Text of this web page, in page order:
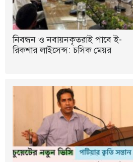
নিবন্ধন ও নবায়নকৃতরাই পাবে ই-
রিকশার লাইসেন্স: চসিক মেয়র